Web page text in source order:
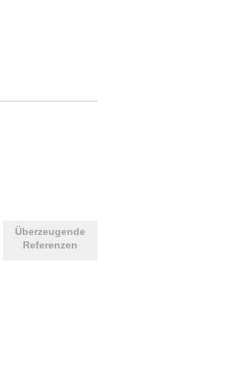
Überzeugende
Referenzen